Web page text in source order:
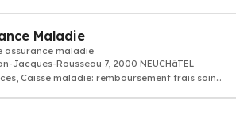
Maladie
assurance maladie
Jacques-Rousseau 7, 2000 NEUCHâTEL
Caisse maladie: remboursement frais soin